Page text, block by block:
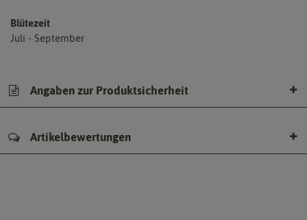
Blütezeit
Juli - September
Angaben zur Produktsicherheit
Artikelbewertungen